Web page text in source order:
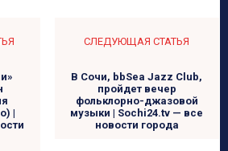
|
СЛЕДУЮЩАЯ СТАТЬЯ
В Сочи, bbSea Jazz Club,
пройдет вечер
фольклорно-джазовой
музыки | Sochi24.tv — все
новости города